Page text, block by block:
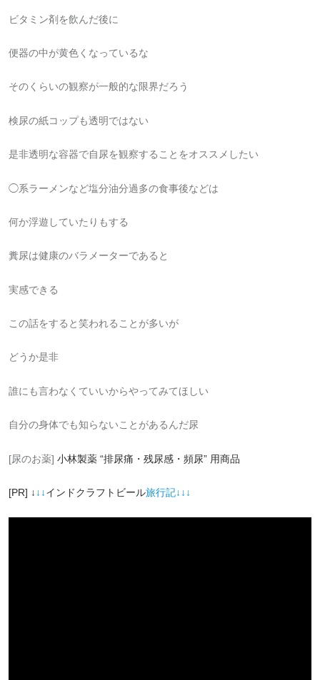
ビタミン剤を飲んだ後に
便器の中が黄色くなっているな
そのくらいの観察が一般的な限界だろう
検尿の紙コップも透明ではない
是非透明な容器で自尿を観察することをオススメしたい
◯系ラーメンなど塩分油分過多の食事後などは
何か浮遊していたりもする
糞尿は健康のバラメーターであると
実感できる
この話をすると笑われることが多いが
どうか是非
誰にも言わなくていいからやってみてほしい
自分の身体でも知らないことがあるんだ尿
[尿のお薬] 小林製薬 “排尿痛・残尿感・頻尿” 用商品
[PR] ↓ ↓↓インドクラフトビール旅行記↓↓↓